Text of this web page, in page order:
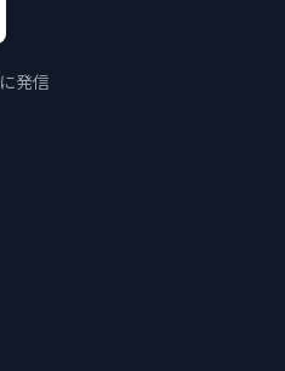
発信